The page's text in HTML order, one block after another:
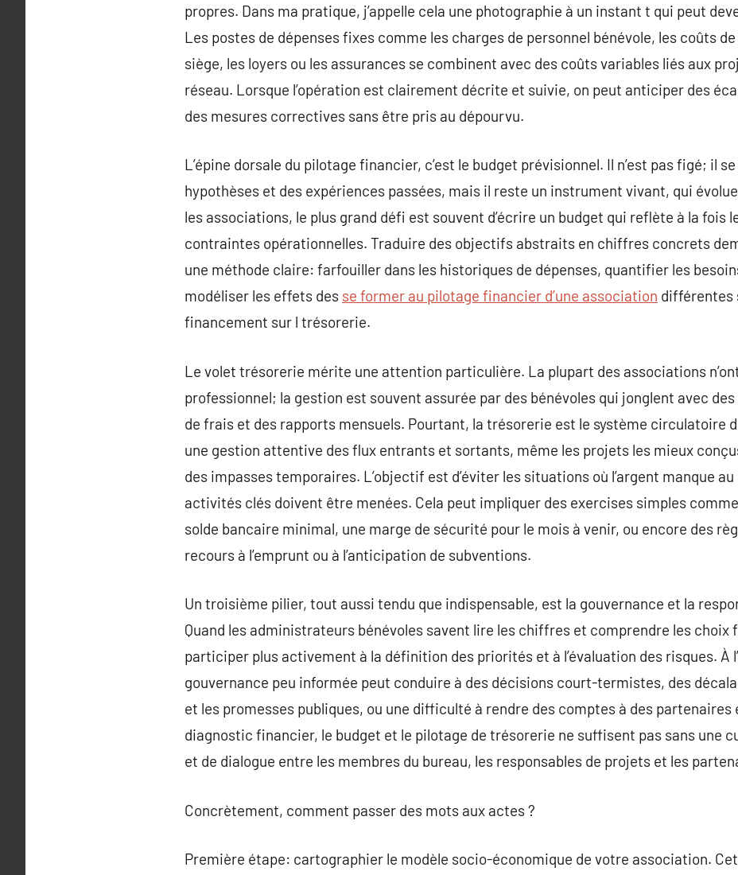
propres. Dans ma pratique, j’appelle cela une photographie à un instant t qui peut
Les postes de dépenses fixes comme les charges de personnel bénévole, les coûts
siège, les loyers ou les assurances se combinent avec des coûts variables liés aux
réseau. Lorsque l’opération est clairement décrite et suivie, on peut anticiper des
des mesures correctives sans être pris au dépourvu.
L’épine dorsale du pilotage financier, c’est le budget prévisionnel. Il n’est pas figé; il
hypothèses et des expériences passées, mais il reste un instrument vivant, qui
les associations, le plus grand défi est souvent d’écrire un budget qui reflète à la fois
contraintes opérationnelles. Traduire des objectifs abstraits en chiffres concrets
une méthode claire: farfouiller dans les historiques de dépenses, quantifier les
modéliser les effets des se former au pilotage financier d’une association différentes
financement sur l trésorerie.
Le volet trésorerie mérite une attention particulière. La plupart des associations
professionnel; la gestion est souvent assurée par des bénévoles qui jonglent avec
de frais et des rapports mensuels. Pourtant, la trésorerie est le système circulatoire
une gestion attentive des flux entrants et sortants, même les projets les mieux
des impasses temporaires. L’objectif est d’éviter les situations où l’argent manque
activités clés doivent être menées. Cela peut impliquer des exercises simples comme
solde bancaire minimal, une marge de sécurité pour le mois à venir, ou encore des
recours à l’emprunt ou à l’anticipation de subventions.
Un troisième pilier, tout aussi tendu que indispensable, est la gouvernance et la
Quand les administrateurs bénévoles savent lire les chiffres et comprendre les choix
participer plus activement à la définition des priorités et à l’évaluation des risques. À
gouvernance peu informée peut conduire à des décisions court-termistes, des
et les promesses publiques, ou une difficulté à rendre des comptes à des
diagnostic financier, le budget et le pilotage de trésorerie ne suffisent pas sans une
et de dialogue entre les membres du bureau, les responsables de projets et les
Concrètement, comment passer des mots aux actes ?
Première étape: cartographier le modèle socio-économique de votre association.